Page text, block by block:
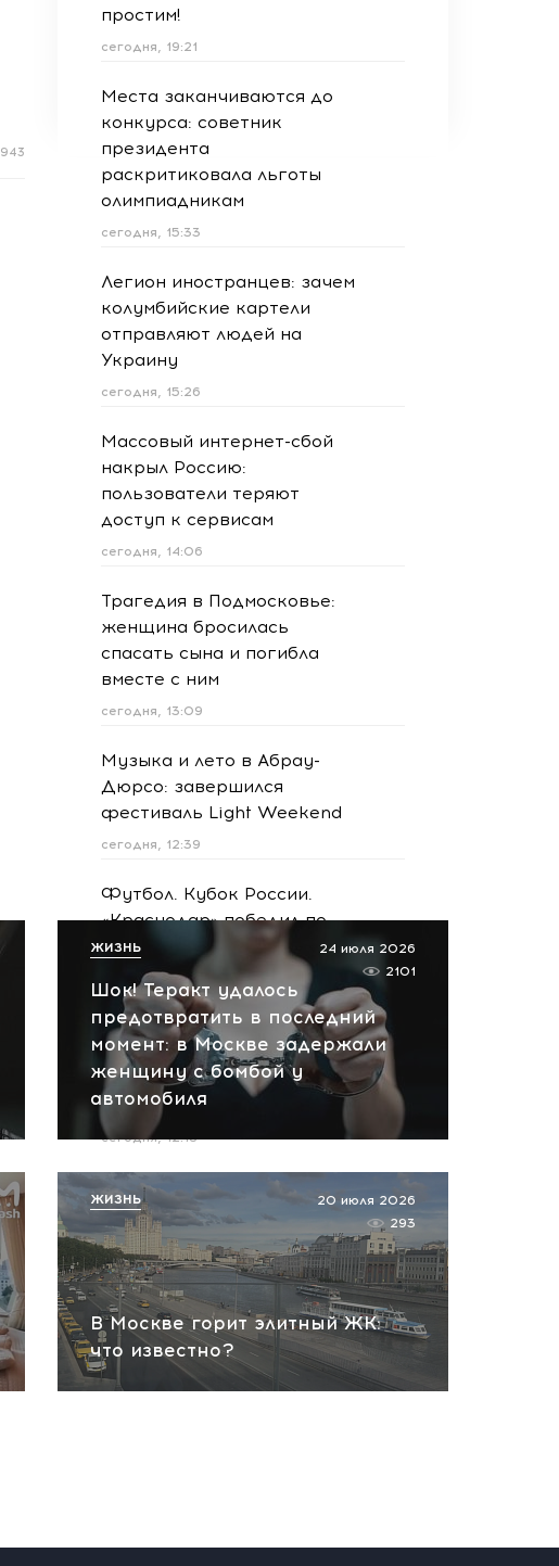
943
простим!
сегодня, 19:21
Места заканчиваются до
конкурса: советник
президента
раскритиковала льготы
олимпиадникам
сегодня, 15:33
Легион иностранцев: зачем
колумбийские картели
отправляют людей на
Украину
сегодня, 15:26
Массовый интернет-сбой
накрыл Россию:
пользователи теряют
доступ к сервисам
сегодня, 14:06
Трагедия в Подмосковье:
женщина бросилась
спасать сына и погибла
вместе с ним
сегодня, 13:09
Музыка и лето в Абрау-
Дюрсо: завершился
фестиваль Light Weekend
сегодня, 12:39
Футбол. Кубок России.
«Краснодар» победил по
пенальти «Ахмат»
сегодня, 12:30
Масштабная атака на
Ярославскую область!
Обломки БПЛА вызвали
пожар на НПЗ
сегодня, 12:18
Шок! Теракт удалось
предотвратить в последний
момент: в Москве задержали
женщину с бомбой у
автомобиля
24 июля 2026
2101
ЖИЗНЬ
В Москве горит элитный ЖК:
что известно?
20 июля 2026
293
ЖИЗНЬ